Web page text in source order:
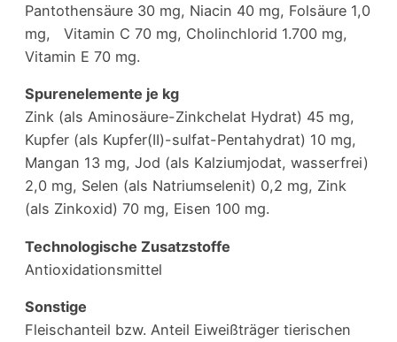
Pantothensäure 30 mg, Niacin 40 mg, Folsäure 1,0
mg, Vitamin C 70 mg, Cholinchlorid 1.700 mg,
Vitamin E 70 mg.
Spurenelemente je kg
Zink (als Aminosäure-Zinkchelat Hydrat) 45 mg,
Kupfer (als Kupfer(II)-sulfat-Pentahydrat) 10 mg,
Mangan 13 mg, Jod (als Kalziumjodat, wasserfrei)
2,0 mg, Selen (als Natriumselenit) 0,2 mg, Zink
(als Zinkoxid) 70 mg, Eisen 100 mg.
Technologische Zusatzstoffe
Antioxidationsmittel
Sonstige
Fleischanteil bzw. Anteil Eiweißträger tierischen